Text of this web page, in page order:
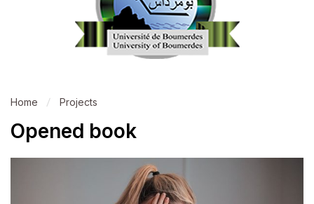
Home Projects
Opened book